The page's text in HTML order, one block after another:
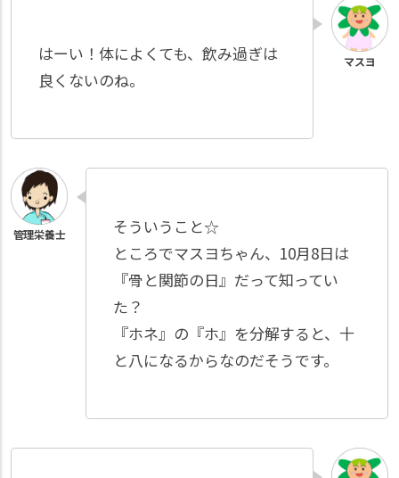
はーい！体によくても、飲み過ぎは
良くないのね。
そういうこと☆
ところでマスヨちゃん、10月8日は
『骨と関節の日』だって知ってい
た？
『ホネ』の『ホ』を分解すると、十
と八になるからなのだそうです。